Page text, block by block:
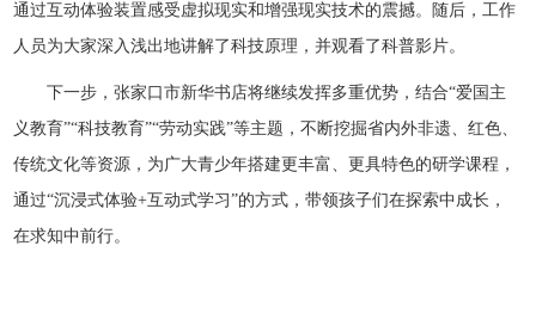
通过互动体验装置感受虚拟现实和增强现实技术的震撼。随后，工作
人员为大家深入浅出地讲解了科技原理，并观看了科普影片。
下一步，张家口市新华书店将继续发挥多重优势，结合“爱国主
义教育”“科技教育”“劳动实践”等主题，不断挖掘省内外非遗、红色、
传统文化等资源，为广大青少年搭建更丰富、更具特色的研学课程，
通过“沉浸式体验+互动式学习”的方式，带领孩子们在探索中成长，
在求知中前行。